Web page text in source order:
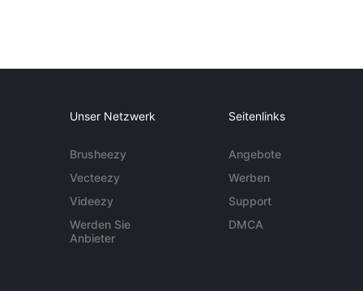
Unser Netzwerk
Brusheezy
Vecteezy
Videezy
Werden Sie
Anbieter
Seitenlinks
Angebote
Werben
Support
DMCA